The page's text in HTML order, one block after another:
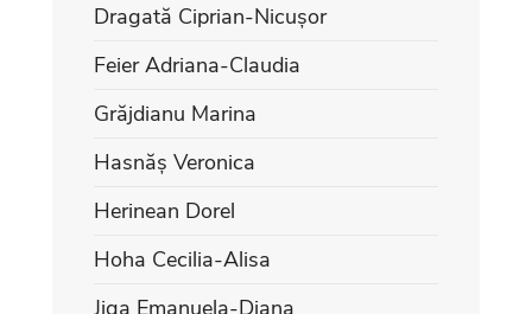
Dragată Ciprian-Nicușor
Feier Adriana-Claudia
Grăjdianu Marina
Hasnăș Veronica
Herinean Dorel
Hoha Cecilia-Alisa
Jiga Emanuela-Diana